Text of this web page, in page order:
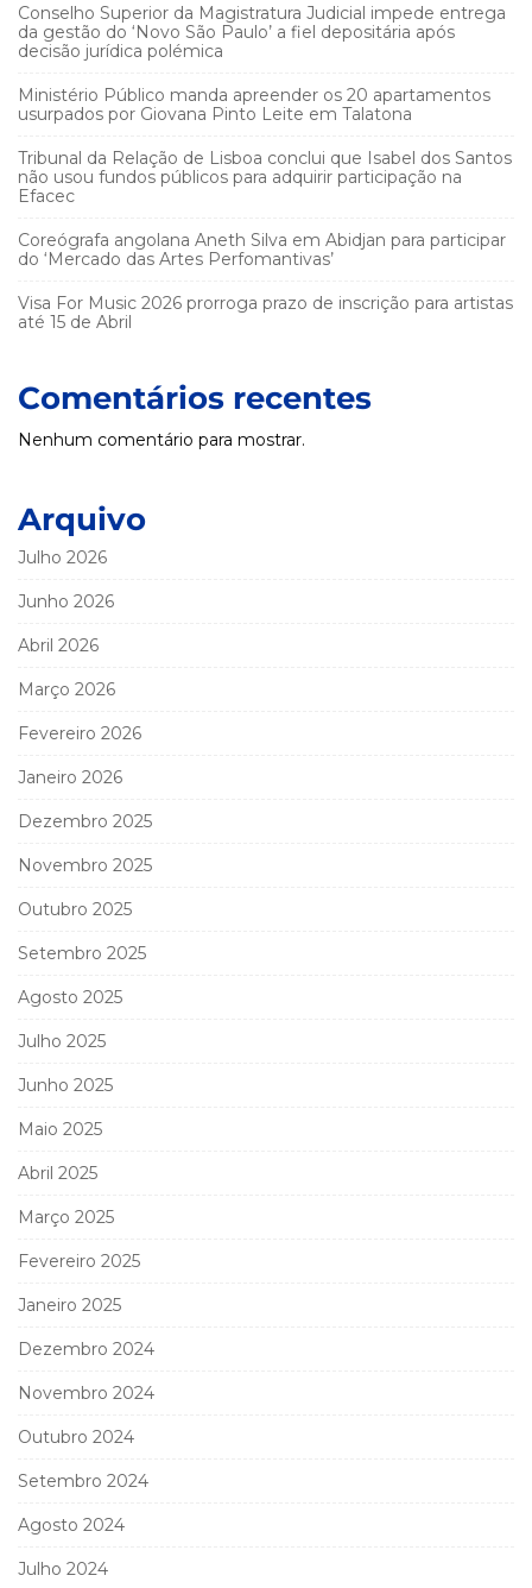
Conselho Superior da Magistratura Judicial impede entrega
da gestão do ‘Novo São Paulo’ a fiel depositária após
decisão jurídica polémica
Ministério Público manda apreender os 20 apartamentos
usurpados por Giovana Pinto Leite em Talatona
Tribunal da Relação de Lisboa conclui que Isabel dos Santos
não usou fundos públicos para adquirir participação na
Efacec
Coreógrafa angolana Aneth Silva em Abidjan para participar
do ‘Mercado das Artes Perfomantivas’
Visa For Music 2026 prorroga prazo de inscrição para artistas
até 15 de Abril
Comentários recentes
Nenhum comentário para mostrar.
Arquivo
Julho 2026
Junho 2026
Abril 2026
Março 2026
Fevereiro 2026
Janeiro 2026
Dezembro 2025
Novembro 2025
Outubro 2025
Setembro 2025
Agosto 2025
Julho 2025
Junho 2025
Maio 2025
Abril 2025
Março 2025
Fevereiro 2025
Janeiro 2025
Dezembro 2024
Novembro 2024
Outubro 2024
Setembro 2024
Agosto 2024
Julho 2024